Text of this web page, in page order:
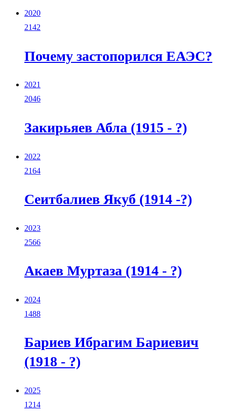
2020
2142
Почему застопорился ЕАЭС?
2021
2046
Закирьяев Абла (1915 - ?)
2022
2164
Сеитбалиев Якуб (1914 -?)
2023
2566
Акаев Муртаза (1914 - ?)
2024
1488
Бариев Ибрагим Бариевич
(1918 - ?)
2025
1214